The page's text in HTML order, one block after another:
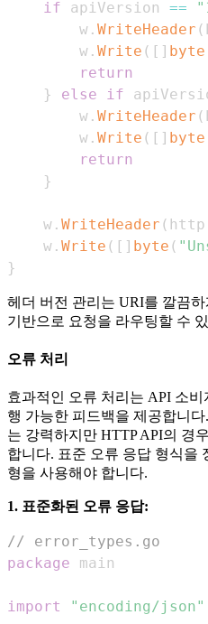
if apiVersion ==
		w
. WriteHeader (
		w
. Write ( [ ] byte
return
}
else if
		w
. WriteHeader (
		w
. Write ( [ ] byte
return
}
	w
. WriteHeader ( http
	w
. Write ( [ ] byte (
}
헤더 버전 관리는 URI를 깔끔
기반으로 요청을 라우팅할 수
오류 처리
효과적인 오류 처리는 API 소
행 가능한 피드백을 제공합니다
는 강력하지만 HTTP API의 경
합니다. 표준 오류 응답 형식을
형을 사용해야 합니다.
1. 표준화된 오류 응답:
// error_types.go
package
import "encoding/json"